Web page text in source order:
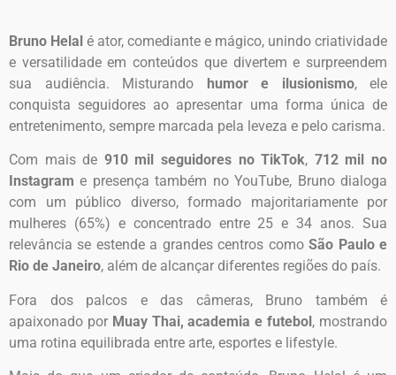
Bruno Helal é ator, comediante e mágico, unindo criatividade
e versatilidade em conteúdos que divertem e surpreendem
sua audiência. Misturando humor e ilusionismo, ele
conquista seguidores ao apresentar uma forma única de
entretenimento, sempre marcada pela leveza e pelo carisma.
Com mais de 910 mil seguidores no TikTok, 712 mil no
Instagram e presença também no YouTube, Bruno dialoga
com um público diverso, formado majoritariamente por
mulheres (65%) e concentrado entre 25 e 34 anos. Sua
relevância se estende a grandes centros comoSão Paulo e
Rio de Janeiro, além de alcançar diferentes regiões do país.
Fora dos palcos e das câmeras, Bruno também é
apaixonado por Muay Thai, academia e futebol, mostrando
uma rotina equilibrada entre arte, esportes e lifestyle.